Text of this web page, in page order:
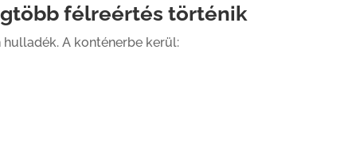
félreértés történik
A konténerbe kerül: